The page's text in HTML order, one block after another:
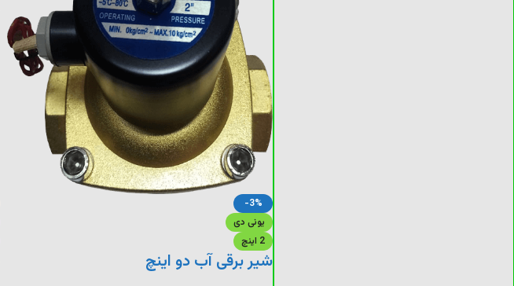
-3%
یونی دی
2 اینچ
شیر برقی آب دو اینچ